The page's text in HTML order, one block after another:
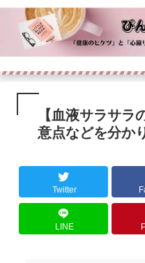
【血液サラサラ
意点などを分か
Twitter
LINE